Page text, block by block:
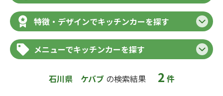
特徴・デザインでキッチンカーを探す
メニューでキッチンカーを探す
石川県 ケバブの検索結果 2 件